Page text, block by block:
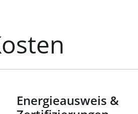
und Toiletten
für die mobile
Energieausweis &